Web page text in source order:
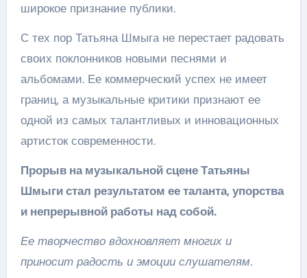
широкое признание публики.
С тех пор Татьяна Шмыга не перестает радовать
своих поклонников новыми песнями и
альбомами. Ее коммерческий успех не имеет
границ, а музыкальные критики признают ее
одной из самых талантливых и инновационных
артисток современности.
Прорыв на музыкальной сцене Татьяны
Шмыги стал результатом ее таланта, упорства
и непрерывной работы над собой.
Ее творчество вдохновляет многих и
приносит радость и эмоции слушателям.